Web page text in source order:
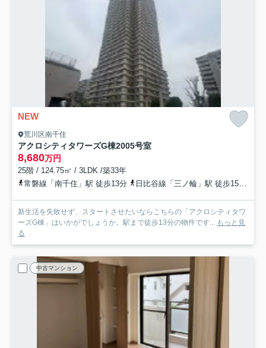
NEW
荒川区南千住
アクロシティタワーズG棟2005号室
8,680万円
25階 / 124.75㎡ / 3LDK /築33年
常磐線「南千住」駅 徒歩13分
日比谷線「三ノ輪」駅 徒歩15分
新生活を失敗せず、スタートさせたいならこちらの「アクロシティタワ
ーズG棟」はいかがでしょうか。駅まで徒歩13分の物件です... もっと見
る
中古マンション